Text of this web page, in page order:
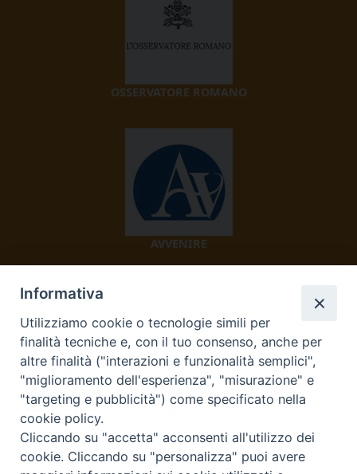
OSSERVATORE ROMANO
AVVENIRE
TV 2000
Informativa
Utilizziamo cookie o tecnologie simili per
finalità tecniche e, con il tuo consenso, anche per
altre finalità ("interazioni e funzionalità semplici",
"miglioramento dell'esperienza", "misurazione" e
"targeting e pubblicità") come specificato nella
cookie policy.
Cliccando su "accetta" acconsenti all'utilizzo dei
cookie. Cliccando su "personalizza" puoi avere